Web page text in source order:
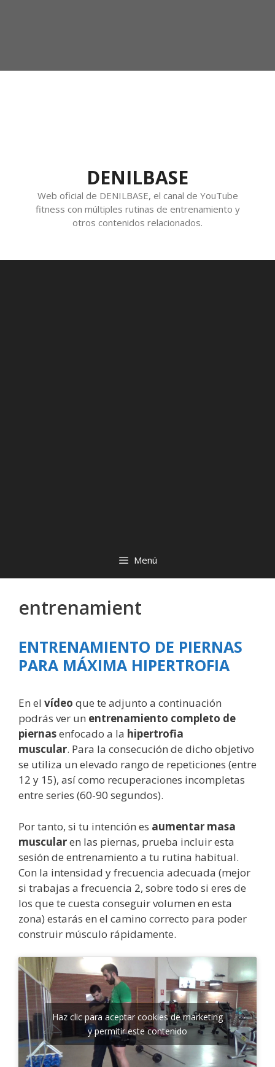
DENILBASE
Web oficial de DENILBASE, el canal de YouTube
fitness con múltiples rutinas de entrenamiento y
otros contenidos relacionados.
Menú
entrenamient
ENTRENAMIENTO DE PIERNAS
PARA MÁXIMA HIPERTROFIA
En el vídeo que te adjunto a continuación
podrás ver un entrenamiento completo de
piernasenfocado a la hipertrofia
muscular. Para la consecución de dicho objetivo
se utiliza un elevado rango de repeticiones (entre
12 y 15), así como recuperaciones incompletas
entre series (60-90 segundos).
Por tanto, si tu intención es aumentar masa
muscularen las piernas, prueba incluir esta
sesión de entrenamiento a tu rutina habitual.
Con la intensidad y frecuencia adecuada (mejor
si trabajas a frecuencia 2, sobre todo si eres de
los que te cuesta conseguir volumen en esta
zona) estarás en el camino correcto para poder
construir músculo rápidamente.
Haz clic para aceptar cookies de marketing
y permitir este contenido